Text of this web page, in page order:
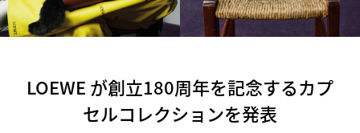
LOEWE が創立180周年を記念するカプ
セルコレクションを発表